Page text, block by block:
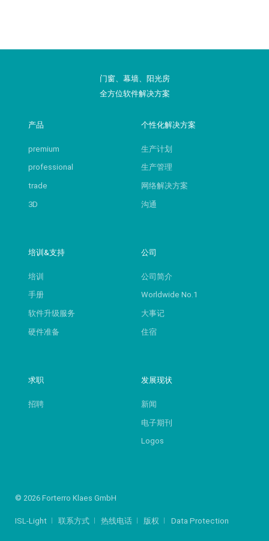
门窗、幕墙、阳光房
全方位软件解决方案
产品
premium
professional
trade
3D
个性化解决方案
生产计划
生产管理
网络解决方案
沟通
培训&支持
培训
手册
软件升级服务
硬件准备
公司
公司简介
Worldwide No.1
大事记
住宿
求职
招聘
发展现状
新闻
电子期刊
Logos
© 2026 Forterro Klaes GmbH
ISL-Light 联系方式 热线电话 版权 Data Protection